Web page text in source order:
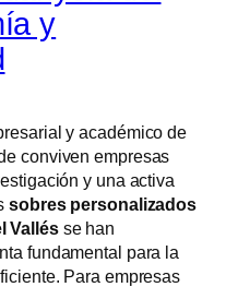
y
y académico de
conviven empresas
y una activa
sobres personalizados
Vallésse han
fundamental para la
Para empresas